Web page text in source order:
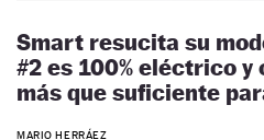
Smart resucita su
#2 es 100% eléctrico y
más que suficiente
MARIO HERRÁEZ